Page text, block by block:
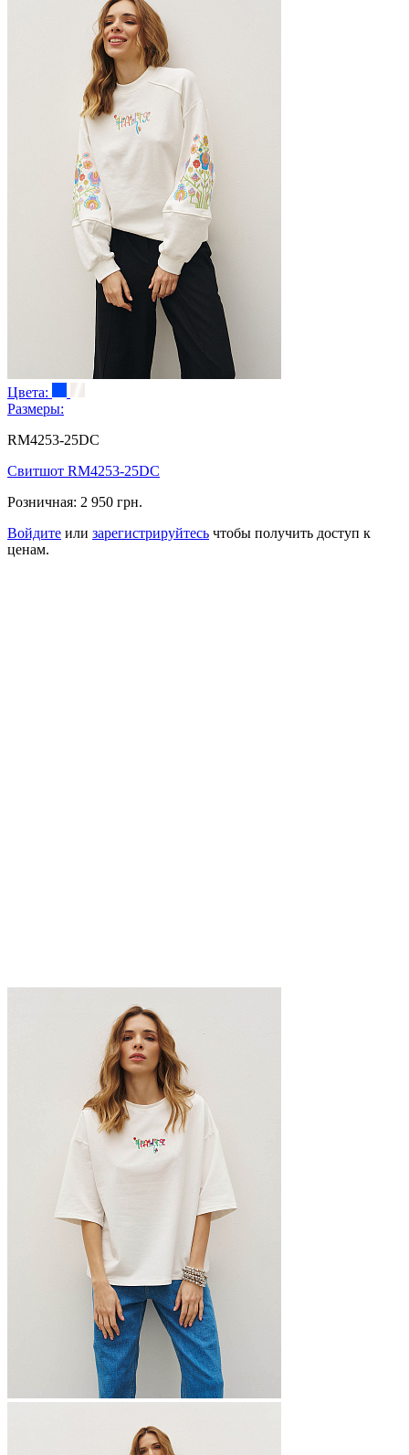
Цвета:
Размеры:
RM4253-25DC
Свитшот RM4253-25DC
Розничная: 2 950 грн.
Войдите или зарегистрируйтесь чтобы получить доступ к
ценам.